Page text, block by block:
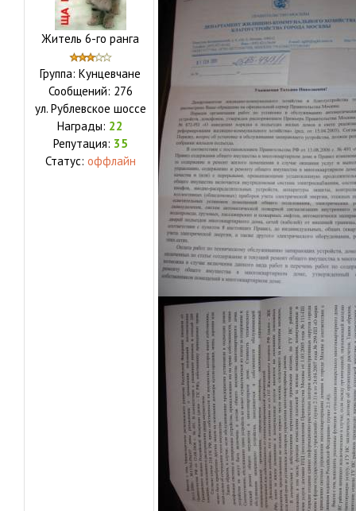
Житель 6-го ранга
Группа: Кунцевчане
Сообщений: 276
ул. Рублевское шоссе
Награды: 22
Репутация: 35
Статус: оффлайн